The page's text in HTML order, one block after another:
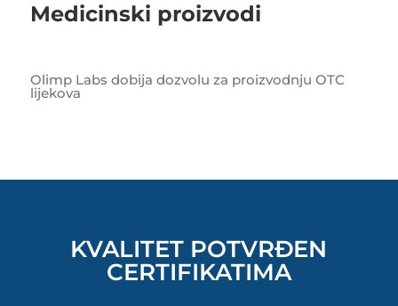
Medicinski proizvodi
Olimp Labs dobija dozvolu za proizvodnju OTC
lijekova
KVALITET POTVRĐEN
CERTIFIKATIMA